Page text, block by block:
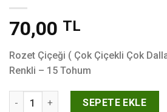
70,00 TL
Rozet Çiçeği ( Çok Çiçekli Çok
Renkli – 15 Tohum
Rozet Çiçeği ( Çok Çiçekli Çok
SEPETE EKLE